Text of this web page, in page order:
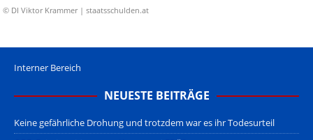
© DI Viktor Krammer | staatsschulden.at
Interner Bereich
NEUESTE BEITRÄGE
Keine gefährliche Drohung und trotzdem war es ihr Todesurteil